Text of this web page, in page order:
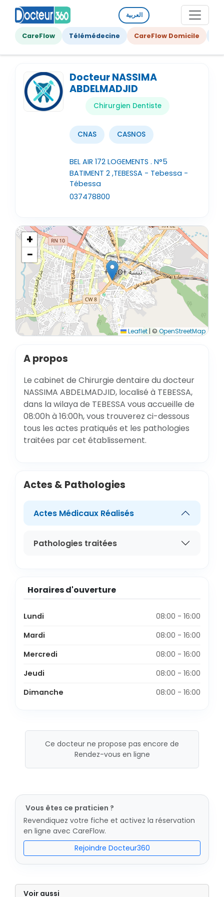
العربية
CareFlow Télémédecine CareFlow Domicile
Docteur NASSIMA
ABDELMADJID
Chirurgien Dentiste
CNAS CASNOS
BEL AIR 172 LOGEMENTS . N°5
BATIMENT 2 ,TEBESSA - Tebessa -
Tébessa
037478800
+
−
Leaflet | © OpenStreetMap
A propos
Le cabinet de Chirurgie dentaire du docteur
NASSIMA ABDELMADJID, localisé à TEBESSA,
dans la wilaya de TEBESSA vous accueille de
08:00h à 16:00h, vous trouverez ci-dessous
tous les actes pratiqués et les pathologies
traitées par cet établissement.
Actes & Pathologies
Actes Médicaux Réalisés
Pathologies traitées
Horaires d'ouverture
Lundi
08:00 - 16:00
Mardi
08:00 - 16:00
Mercredi
08:00 - 16:00
Jeudi
08:00 - 16:00
Dimanche
08:00 - 16:00
Ce docteur ne propose pas encore de
Rendez-vous en ligne
Vous êtes ce praticien ?
Revendiquez votre fiche et activez la réservation
en ligne avec CareFlow.
Rejoindre Docteur360
Voir aussi